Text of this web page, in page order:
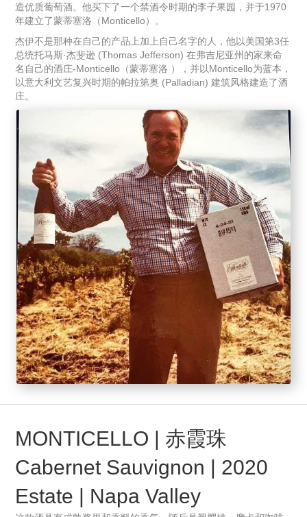
造优质葡萄酒。他买下了一个禁酒令时期的李子果园，并于1970
年建立了蒙蒂塞洛（Monticello）。
杰伊不是那种在自己的产品上加上自己名字的人，他以美国第3任
总统托马斯·杰斐逊 (Thomas Jefferson) 在弗吉尼亚州的家来命
名自己的酒庄-Monticello（蒙蒂塞洛 ），并以Monticello为蓝本，
以意大利文艺复兴时期的帕拉第奥 (Palladian) 建筑风格建造了酒
庄。
MONTICELLO | 赤霞珠
Cabernet Sauvignon | 2020
Estate | Napa Valley